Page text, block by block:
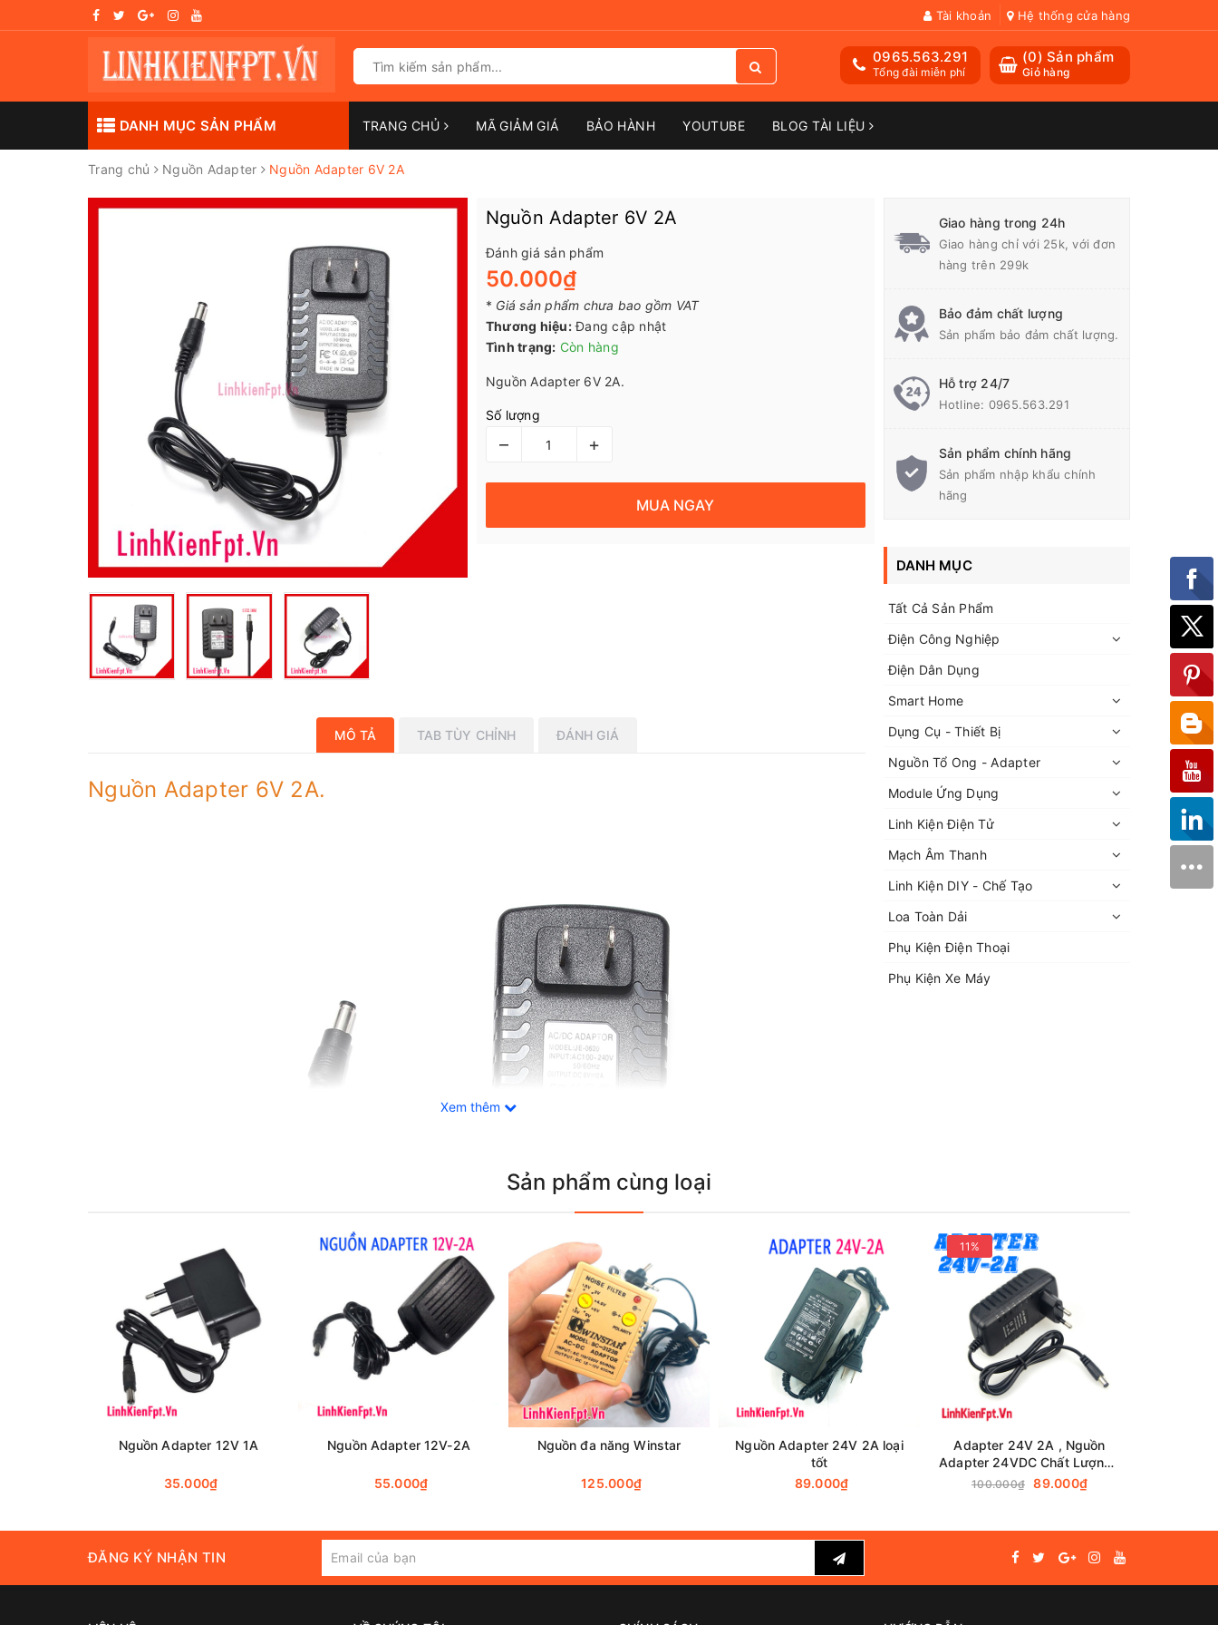
Tài khoản Hệ thống cửa hàng
(0) Sản phẩm
Giỏ hàng
0965.563.291
Tổng đài miễn phí
DANH MỤC SẢN PHẨM TRANG CHỦ MÃ GIẢM GIÁ BẢO HÀNH YOUTUBE BLOG TÀI LIỆU
Trang chủ Nguồn Adapter Nguồn Adapter 6V 2A
Nguồn Adapter 6V 2A
Đánh giá sản phẩm
50.000₫
* Giá sản phẩm chưa bao gồm VAT
Thương hiệu: Đang cập nhật
Tình trạng: Còn hàng
Nguồn Adapter 6V 2A.
Số lượng
– +
MUA NGAY
MÔ TẢ TAB TÙY CHỈNH ĐÁNH GIÁ
Nguồn Adapter 6V 2A.
Adapter 6V 2A.
Xem thêm
Giao hàng trong 24h
Giao hàng chỉ với 25k, với đơn
hàng trên 299k
Bảo đảm chất lượng
Sản phẩm bảo đảm chất lượng.
Hỗ trợ 24/7
Hotline: 0965.563.291
Sản phẩm chính hãng
Sản phẩm nhập khẩu chính
hãng
DANH MỤC
Tất Cả Sản Phẩm
Điện Công Nghiệp
Điện Dân Dụng
Smart Home
Dụng Cụ - Thiết Bị
Nguồn Tổ Ong - Adapter
Module Ứng Dụng
Linh Kiện Điện Tử
Mạch Âm Thanh
Linh Kiện DIY - Chế Tạo
Loa Toàn Dải
Phụ Kiện Điện Thoại
Phụ Kiện Xe Máy
Sản phẩm cùng loại
Nguồn Adapter 12V 1A
35.000₫
Nguồn Adapter 12V-2A
55.000₫
Nguồn đa năng Winstar
125.000₫
Nguồn Adapter 24V 2A loại
tốt
89.000₫
11%
Adapter 24V 2A , Nguồn
Adapter 24VDC Chất Lượng ,
Cấp Nguồn Led
100.000₫ 89.000₫
ĐĂNG KÝ NHẬN TIN